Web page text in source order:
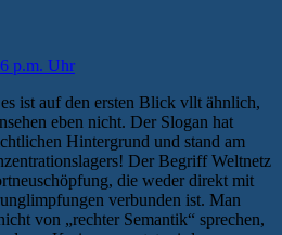
p.m. Uhr
ist auf den ersten Blick vllt ähnlich,
eben nicht. Der Slogan hat
Hintergrund und stand am
Der Begriff Weltnetz
die weder direkt mit
verbunden ist. Man
von „rechter Semantik“ sprechen,